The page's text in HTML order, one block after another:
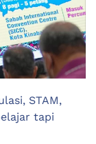
STAM,
tapi